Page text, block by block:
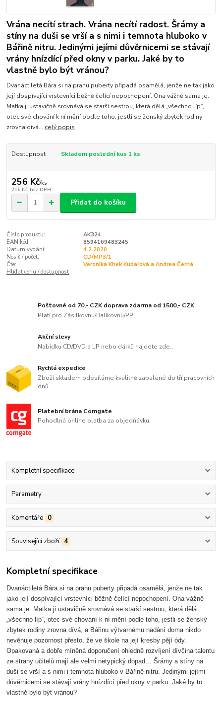
Vrána necítí strach. Vrána necítí radost. Šrámy a
stíny na duši se vrší a s nimi i temnota hluboko v
Bářině nitru. Jedinými jejími důvěrnicemi se stávají
vrány hnízdící před okny v parku. Jaké by to
vlastně bylo být vránou?
Dvanáctiletá Bára si na prahu puberty připadá osamělá, jenže ne tak jako
její dospívající vrstevníci běžně čelící nepochopení. Ona vážně sama je.
Matka ji ustavičně srovnává se starší sestrou, která dělá „všechno líp“,
otec své chování k ní mění podle toho, jestli se ženský zbytek rodiny
zrovna dívá... celý popis
Dostupnost Skladem poslední kus 1 ks
256 Kč/ks
256 Kč bez DPH
Přidat do košíku
Číslo produktu:
AK324
EAN kód:
8594169483245
Datum vydání:
4.2.2020
Nosič / počet:
CD/MP3/1
Čte:
Veronika Khek Kubařová a Andrea Černá
Hlídat cenu / dostupnost
Poštovné od 70,- CZK doprava zdarma od 1500,- CZK
Platí pro Zásilkovnu/Balíkovnu/PPL.
Akční slevy
Nabídku CD/DVD a LP nebo dárků najdete zde..
Rychlá expedice
Zboží skladem odesíláme kvalitně zabalené do tří pracovních
dnů..
Platební brána Comgate
Pohodlná online platba za objednávku.
Kompletní specifikace
Parametry
Komentáře 0
Související zboží 4
Kompletní specifikace
Dvanáctiletá Bára si na prahu puberty připadá osamělá, jenže ne tak
jako její dospívající vrstevníci běžně čelící nepochopení. Ona vážně
sama je. Matka ji ustavičně srovnává se starší sestrou, která dělá
„všechno líp“, otec své chování k ní mění podle toho, jestli se ženský
zbytek rodiny zrovna dívá, a Bářinu výtvarnému nadání doma nikdo
nevěnuje pozornost přesto, že ve škole na její kresby pějí ódy.
Opakovaná a dobře míněná doporučení ohledně rozvíjení dívčina talentu
ze strany učitelů mají ale velmi netypický dopad… Šrámy a stíny na
duši se vrší a s nimi i temnota hluboko v Bářině nitru. Jedinými jejími
důvěrnicemi se stávají vrány hnízdící před okny v parku. Jaké by to
vlastně bylo být vránou?